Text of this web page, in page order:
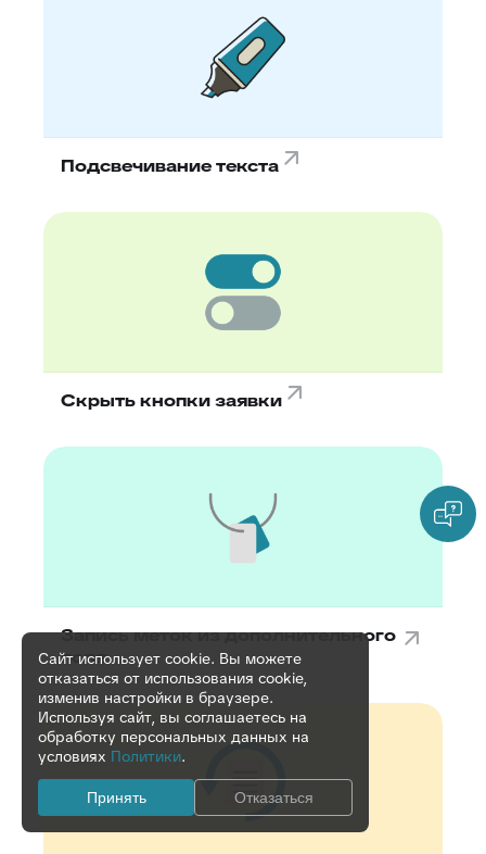
Подсвечивание текста
Скрыть кнопки заявки
Запись меток из дополнительного
поля
Сайт использует cookie. Вы можете
отказаться от использования cookie,
изменив настройки в браузере.
Используя сайт, вы соглашаетесь на
обработку персональных данных на
условиях Политики.
Принять Отказаться